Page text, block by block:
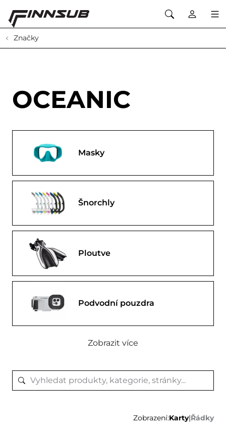
Značky
OCEANIC
Masky
Šnorchly
Ploutve
Podvodní pouzdra
Zobrazit více
Zobrazení:Karty|Řádky